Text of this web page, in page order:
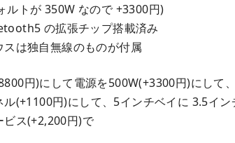
ルトが 350W なので +3300円)
の拡張チップ搭載済み
は独自無線のものが付属
円)にして電源を500W(+3300円)にして
(+1100円)にして、5インチベイに 3.5イ
ビス(+2,200円)で